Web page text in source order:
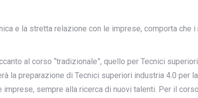
e la stretta relazione con le imprese, comporta
al corso “tradizionale”, quello per Tecnici
la preparazione di Tecnici superiori industria 4.0
sempre alla ricerca di nuovi talenti. Per il